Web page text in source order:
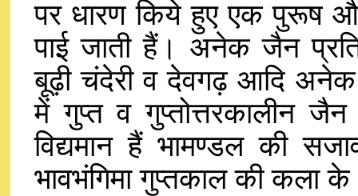
पर धारण किये हुए एक पुरूष
पाई जाती हैं। अनेक जैन
बूढ़ी चंदेरी व देवगढ़ आदि अनेक
में गुप्त व गुप्तोत्तरकालीन
विद्यमान हैं भामण्डल की
भावभंगिमा गुप्तकाल की